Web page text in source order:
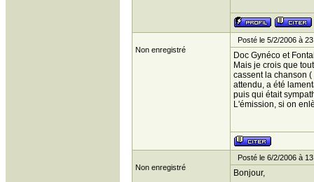
Non enregistré
Posté le 5/2/2006 à
Doc Gynéco et
Mais je crois que
cassent la chanson
attendu, a été
puis qui était
L'émission, si on
Non enregistré
Posté le 6/2/2006 à
Bonjour,